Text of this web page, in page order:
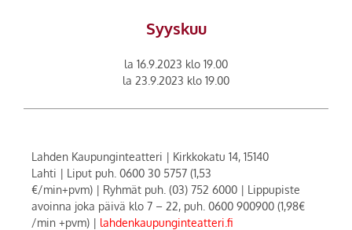
Syyskuu
la 16.9.2023 klo 19.00
la 23.9.2023 klo 19.00
Lahden Kaupunginteatteri | Kirkkokatu 14, 15140
Lahti | Liput puh. 0600 30 5757 (1,53
€/min+pvm) | Ryhmät puh. (03) 752 6000 | Lippupiste
avoinna joka päivä klo 7 – 22, puh. 0600 900900 (1,98€
/min +pvm) | lahdenkaupunginteatteri.fi